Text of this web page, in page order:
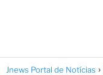
Jnews Portal de Notícias